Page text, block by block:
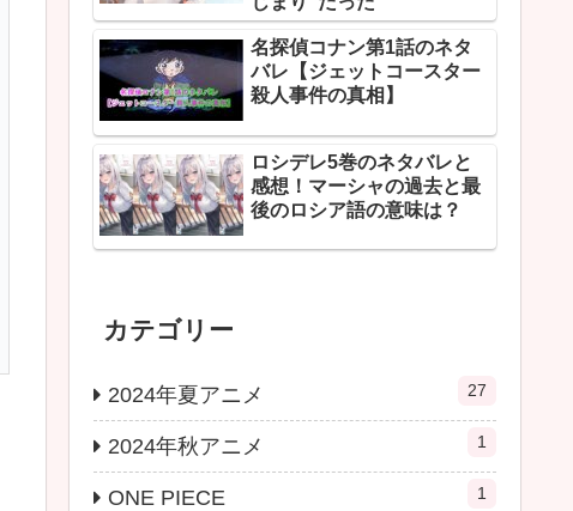
名探偵コナン第1話のネタ
バレ【ジェットコースター
殺人事件の真相】
ロシデレ5巻のネタバレと
感想！マーシャの過去と最
後のロシア語の意味は？
カテゴリー
2024年夏アニメ 27
2024年秋アニメ 1
ONE PIECE 1